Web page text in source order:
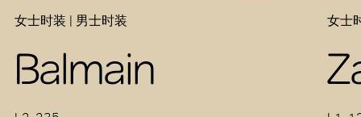
女士时装 | 男士时装
Balmain
女士